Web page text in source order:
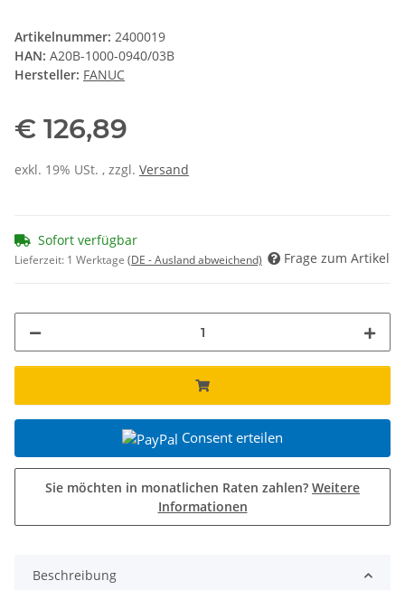
Artikelnummer: 2400019
HAN: A20B-1000-0940/03B
Hersteller: FANUC
€ 126,89
exkl. 19% USt. , zzgl. Versand
Sofort verfügbar
Lieferzeit: 1 Werktage (DE - Ausland abweichend) Frage zum Artikel
Consent erteilen
Sie möchten in monatlichen Raten zahlen? Weitere
Informationen
Beschreibung